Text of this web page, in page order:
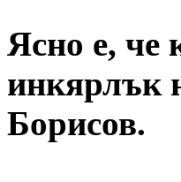
Ясно е, че
инкярлък
Борисов.